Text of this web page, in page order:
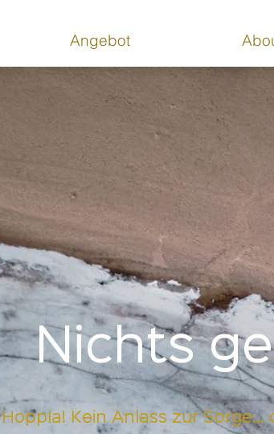
Angebot
Nichts
Hoppla! Kein Anlass zur